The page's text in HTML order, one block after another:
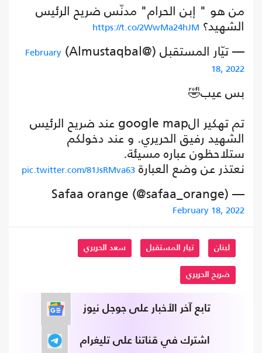
من هو " إبن الحرام" مدنّس ضريح الرئيس
الشهيد؟ https://t.co/2WwMa24hJM
— تيّار المستقبل (@Almustaqbal)
February
18, 2022
بس عيب🤣
تم تهكير الgoogle map عند ضريح الرئيس
الشهيد رفيق الحريري. و عند دخولكم
ستلاحظون عباره مسيئة.
نعتذر عن وضع العبارة pic.twitter.com/81JsRMva63
— Safaa orange (@safaa_orange)
February 18, 2022
لبنان تيار المستقبل سعد الحريري
ضريح الحريري
تابع آخر الأخبار على جوجل نيوز
اشترك في قناتنا على تليغرام